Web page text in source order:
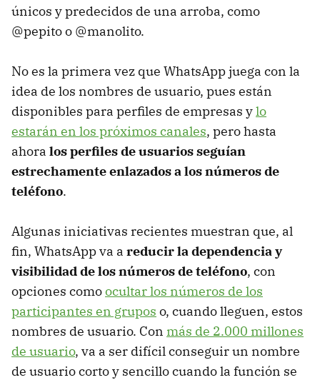
únicos y predecidos de una arroba, como
@pepito o @manolito.
No es la primera vez que WhatsApp juega con la
idea de los nombres de usuario, pues están
disponibles para perfiles de empresas ylo
estarán en los próximos canales, pero hasta
ahora los perfiles de usuarios seguían
estrechamente enlazados a los números de
teléfono.
Algunas iniciativas recientes muestran que, al
fin, WhatsApp va a reducir la dependencia y
visibilidad de los números de teléfono, con
opciones comoocultar los números de los
participantes en grupos o, cuando lleguen, estos
nombres de usuario. Con más de 2.000 millones
de usuario, va a ser difícil conseguir un nombre
de usuario corto y sencillo cuando la función se